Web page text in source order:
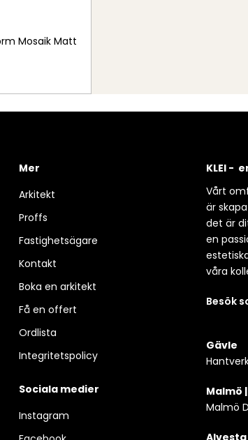
Mosaik Matt
Mer
Arkitekt
Proffs
Fastighetsägare
Kontakt
Boka en arkitekt
Få en offert
Ordlista
Integritetspolicy
Sociala medier
Instagram
KLEI -
Vårt
är
det är
en
våra
Besök
Gävle
Malmö
Malmö